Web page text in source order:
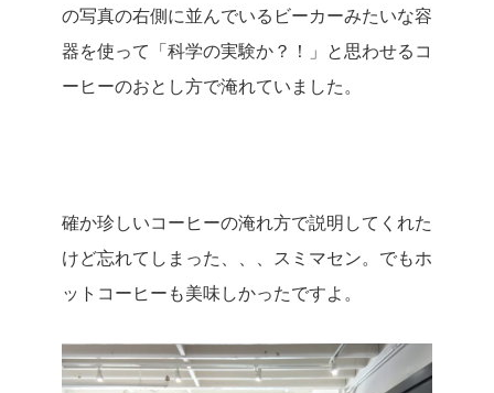
の写真の右側に並んでいるビーカーみたいな容
器を使って「科学の実験か？！」と思わせるコ
ーヒーのおとし方で淹れていました。
確か珍しいコーヒーの淹れ方で説明してくれた
けど忘れてしまった、、、スミマセン。でもホ
ットコーヒーも美味しかったですよ。